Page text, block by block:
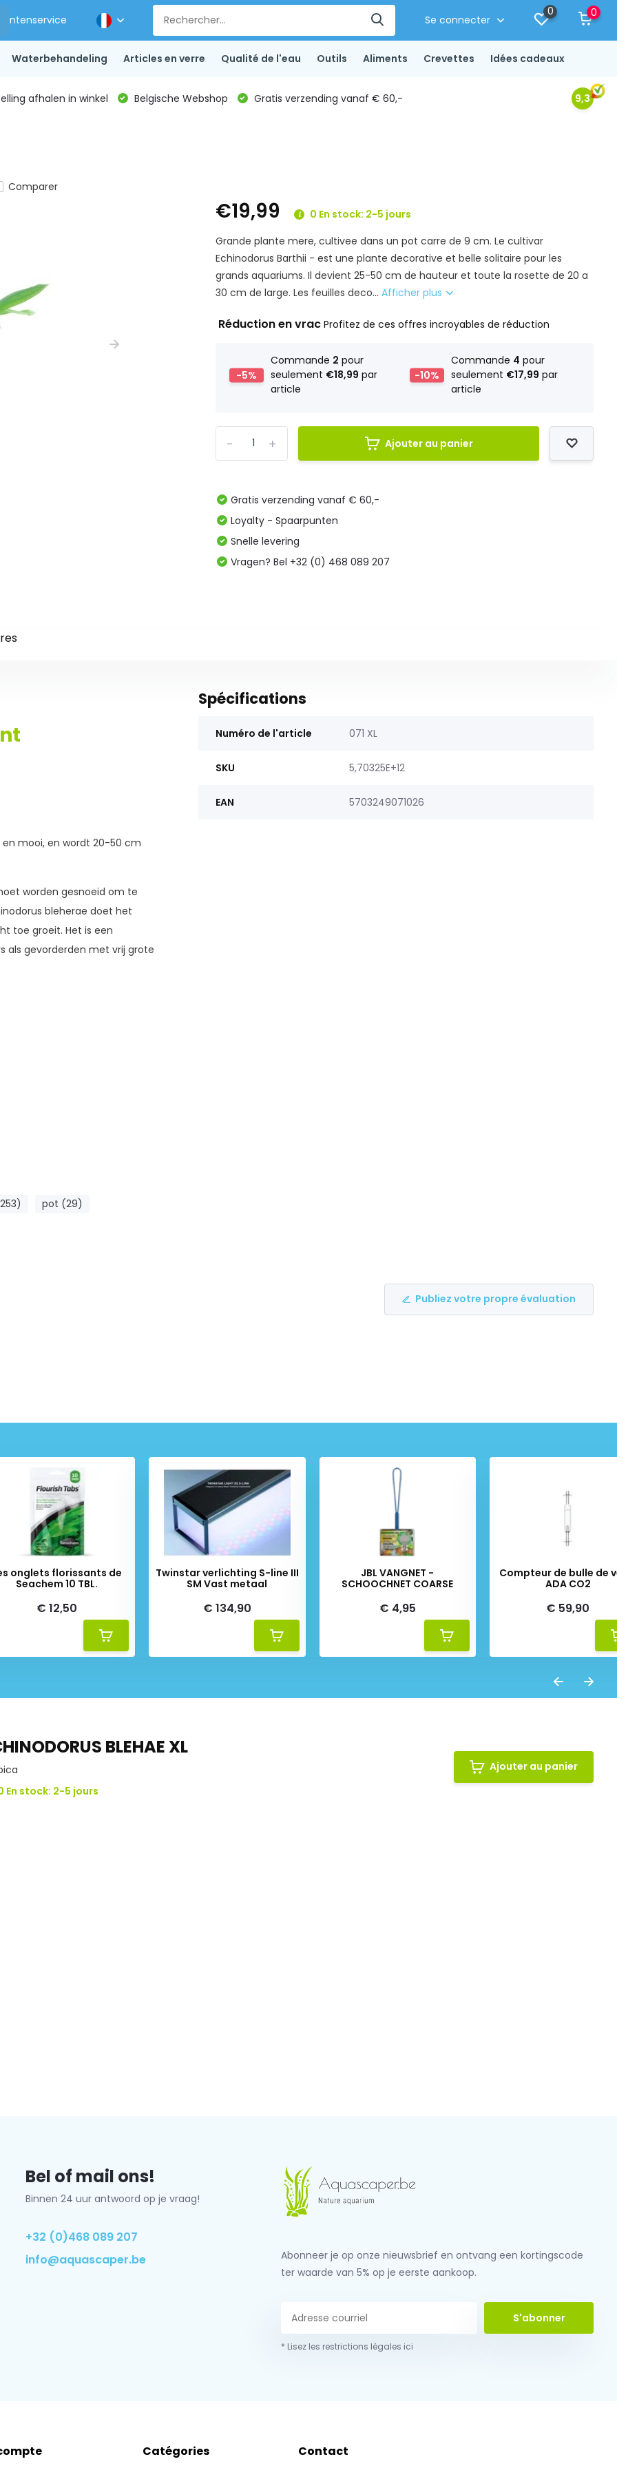
Klantenservice Se connecter
0 0
Waterbehandeling Articles en verre Qualité de l'eau Outils Aliments Crevettes Idées cadeaux
afhalen in winkel Belgische Webshop Gratis verzending vanaf € 60,- 9,3
Comparer
€19,99
0 En stock: 2-5 jours
Grande plante mere, cultivee dans un pot carre de 9 cm. Le cultivar
Echinodorus Barthii - est une plante decorative et belle solitaire pour les
grands aquariums. Il devient 25-50 cm de hauteur et toute la rosette de 20 a
30 cm de large. Les feuilles deco...Afficher plus
Réduction en vracProfitez de ces offres incroyables de réduction
-5%
Commande 2 pour
seulement €18,99 par
article
-10%
Commande 4 pour
seulement €17,99 par
article
+
- Ajouter au panier
Gratis verzending vanaf € 60,-
Loyalty - Spaarpunten
Snelle levering
Vragen? Bel +32 (0) 468 089 207
en mooi, en wordt 20-50 cm
worden gesnoeid om te
bleherae doet het
toe groeit. Het is een
als gevorderden met vrij grote
pot (29)
Spécifications
Numéro de l'article 071 XL
SKU 5,70325E+12
EAN 5703249071026
Publiez votre propre évaluation
onglets florissants de
Seachem 10 TBL.
€ 12,50
Twinstar verlichting S-line III
SM Vast metaal
€ 134,90
JBL VANGNET -
SCHOOCHNET COARSE
€ 4,95
Compteur de bulle de
ADA CO2
€ 59,90
BLEHAE XL
En stock: 2-5 jours
Ajouter au panier
Bel of mail ons!
Binnen 24 uur antwoord op je vraag!
+32 (0)468 089 207
info@aquascaper.be
Abonneer je op onze nieuwsbrief en ontvang een kortingscode
ter waarde van 5% op je eerste aankoop.
S'abonner
* Lisez les restrictions légales ici
Catégories Contact